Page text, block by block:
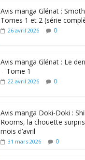
Avis manga Glénat :
Tomes 1 et 2 (série
26 avril 2026 0
Avis manga Glénat : Le
– Tome 1
22 avril 2026 0
Avis manga Doki-Doki :
Rooms, la chouette
mois d’avril
31 mars 2026 0